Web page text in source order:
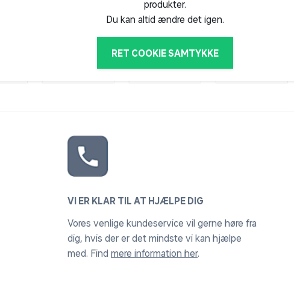
produkter.
Du kan altid ændre det igen.
RET COOKIE SAMTYKKE
VI ER KLAR TIL AT HJÆLPE DIG
Vores venlige kundeservice vil gerne høre fra
dig, hvis der er det mindste vi kan hjælpe
med. Find mere information her.